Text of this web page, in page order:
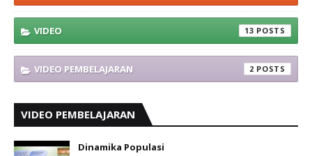
VIDEO 13
VIDEO PEMBELAJARAN 2
VIDEO PEMBELAJARAN
Dinamika Populasi